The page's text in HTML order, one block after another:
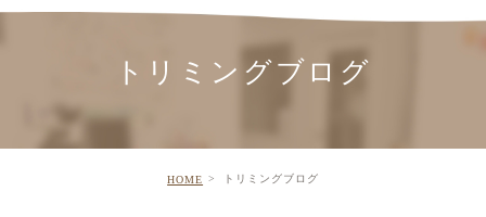
トリミングブログ
HOME トリミングブログ